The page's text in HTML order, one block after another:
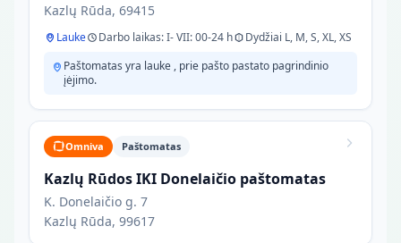
Kazlų Rūda, 69415
Lauke Darbo laikas: I- VII: 00-24 h
Dydžiai L, M, S, XL, XS
Paštomatas yra lauke , prie pašto pastato pagrindinio
įėjimo.
Omniva Paštomatas
Kazlų Rūdos IKI Donelaičio paštomatas
K. Donelaičio g. 7
Kazlų Rūda, 99617